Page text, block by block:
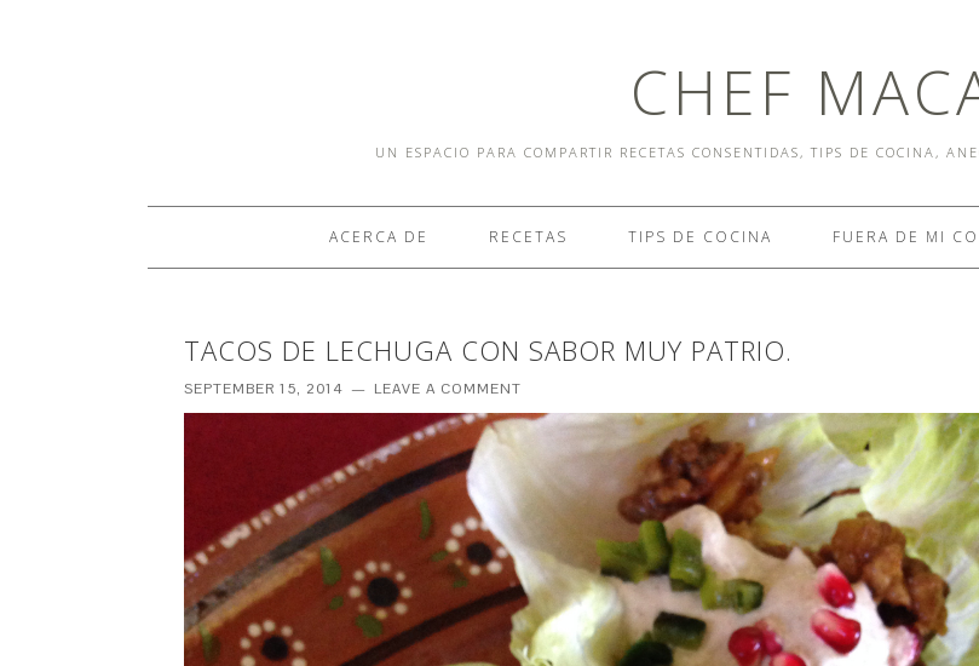
CHEF
UN ESPACIO PARA COMPARTIR RECETAS CONSENTIDAS, TIPS DE COCINA,
ACERCA DE RECETAS TIPS DE COCINA FUERA DE MI
TACOS DE LECHUGA CON SABOR MUY PATRIO.
SEPTEMBER 15, 2014 LEAVE A COMMENT